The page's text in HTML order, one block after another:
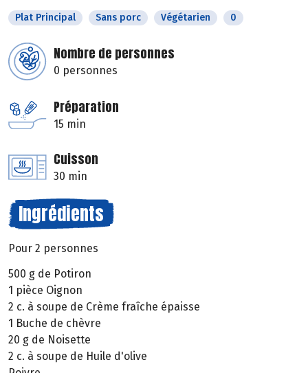
Plat Principal Sans porc Végétarien 0
Nombre de personnes
0 personnes
Préparation
15 min
Cuisson
30 min
Ingrédients
Pour 2 personnes
500 g de Potiron
1 pièce Oignon
2 c. à soupe de Crème fraîche épaisse
1 Buche de chèvre
20 g de Noisette
2 c. à soupe de Huile d'olive